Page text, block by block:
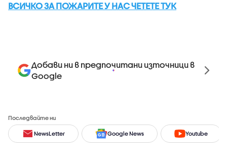
ВСИЧКО ЗА ПОЖАРИТЕ У НАС ЧЕТЕТЕ ТУК
Добави ни в предпочитани източници в
Google
Последвайте ни
NewsLetter Google News Youtube